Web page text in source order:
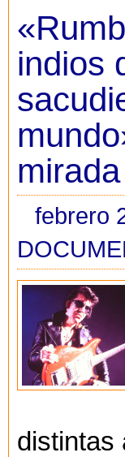
indios
febrero
distintas